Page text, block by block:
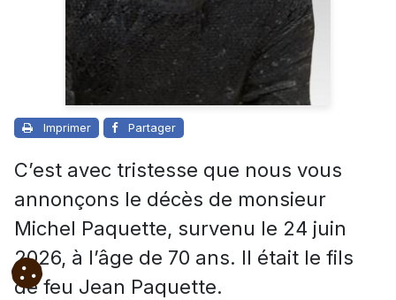
Imprimer Partager
C’est avec tristesse que nous vous
annonçons le décès de monsieur
Michel Paquette, survenu le 24 juin
2026, à l’âge de 70 ans. Il était le fils
de feu Jean Paquette.